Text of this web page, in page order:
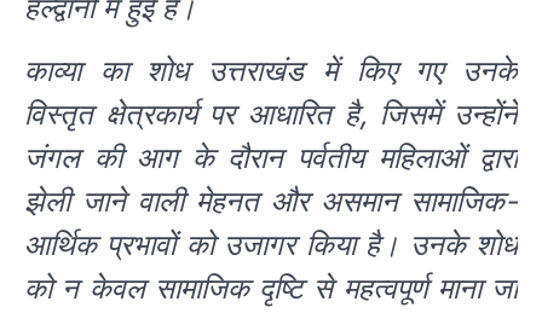
हल्द्वानी में हुई है।
काव्या का शोध उत्तराखंड में किए गए उनके
विस्तृत क्षेत्रकार्य पर आधारित है, जिसमें उन्होंने
जंगल की आग के दौरान पर्वतीय महिलाओं द्वारा
झेली जाने वाली मेहनत और असमान सामाजिक-
आर्थिक प्रभावों को उजागर किया है। उनके शोध
को न केवल सामाजिक दृष्टि से महत्वपूर्ण माना जा